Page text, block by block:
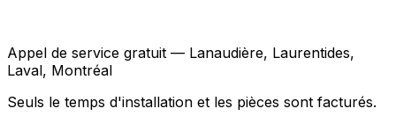
Appel de service gratuit — Lanaudière, Laurentides,
Laval, Montréal
Seuls le temps d'installation et les pièces sont facturés.